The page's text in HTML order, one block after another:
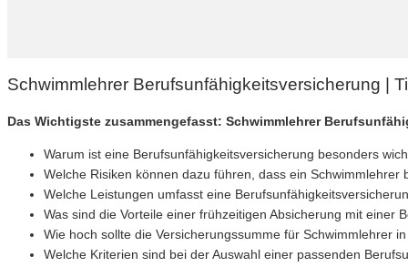
Schwimmlehrer Berufsunfähigkeitsversicherung |
Das Wichtigste zusammengefasst: Schwimmlehrer
Warum ist eine Berufsunfähigkeitsversicherung besonders
Welche Risiken können dazu führen, dass ein Schwimmlehrer
Welche Leistungen umfasst eine
Was sind die Vorteile einer frühzeitigen Absicherung mit einer
Wie hoch sollte die Versicherungssumme für Schwimmlehrer
Welche Kriterien sind bei der Auswahl einer passenden